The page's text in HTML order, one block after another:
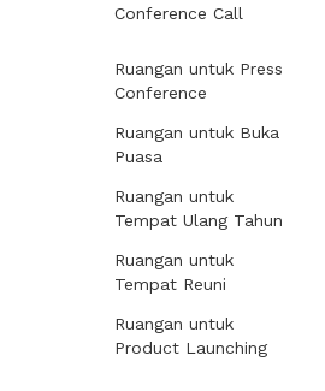
Conference Call
Ruangan untuk Press
Conference
Ruangan untuk Buka
Puasa
Ruangan untuk
Tempat Ulang Tahun
Ruangan untuk
Tempat Reuni
Ruangan untuk
Product Launching